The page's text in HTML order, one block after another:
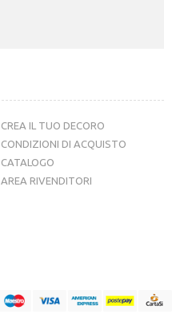
CREA IL TUO DECORO
CONDIZIONI DI ACQUISTO
CATALOGO
AREA RIVENDITORI